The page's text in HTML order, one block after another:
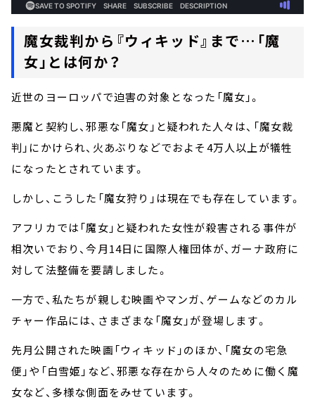
魔女裁判から『ウィキッド』まで…「魔
女」とは何か？
近世のヨーロッパで迫害の対象となった「魔女」。
悪魔と契約し、邪悪な「魔女」と疑われた人々は、「魔女裁
判」にかけられ、火あぶりなどでおよそ4万人以上が犠牲
になったとされています。
しかし、こうした「魔女狩り」は現在でも存在しています。
アフリカでは「魔女」と疑われた女性が殺害される事件が
相次いでおり、今月14日に国際人権団体が、ガーナ政府に
対して法整備を要請しました。
一方で、私たちが親しむ映画やマンガ、ゲームなどのカル
チャー作品には、さまざまな「魔女」が登場します。
先月公開された映画「ウィキッド」のほか、「魔女の宅急
便」や「白雪姫」など、邪悪な存在から人々のために働く魔
女など、多様な側面をみせています。